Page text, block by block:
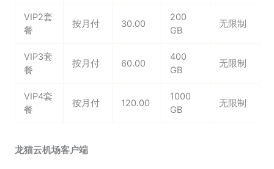
VIP2套
餐
按月付 30.00
200
GB
无限制
VIP3套
餐
按月付 60.00
400
GB
无限制
VIP4套
餐
按月付 120.00
1000
GB
无限制
龙猫云机场客户端